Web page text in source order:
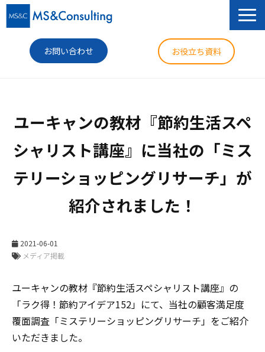
お問い合わせ お役立ち資料
セミナー
導入事例
コラム
ユーキャンの教材『節約生活スペ
シャリスト講座』に当社の「ミス
テリーショッピングリサーチ」が
紹介されました！
2021-06-01
メディア掲載
ユーキャンの教材『節約生活スペシャリスト講座』の
「ラク得！節約アイデア152」にて、当社の顧客満足度
覆面調査「ミステリーショッピングリサーチ」をご紹介
いただきました。